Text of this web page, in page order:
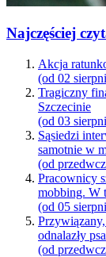
Najczęściej
Akcja
(od 02
Tragiczny
Szczecinie
(od 03
Sąsiedzi
samotnie w
(od
Pracownicy
mobbing. W
(od 05
odnalazły psa
(od